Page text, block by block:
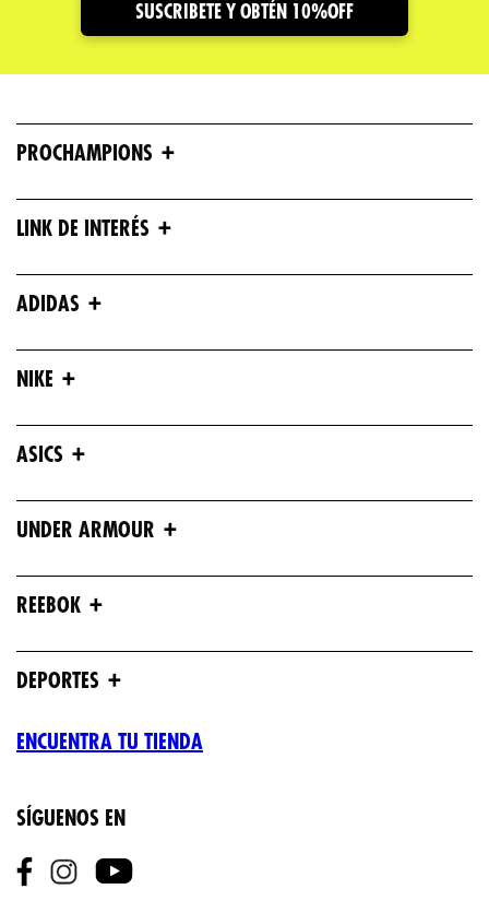
SUSCRIBETE Y OBTÉN 10%OFF
PROCHAMPIONS +
LINK DE INTERÉS +
ADIDAS +
NIKE +
ASICS +
UNDER ARMOUR +
REEBOK +
DEPORTES +
ENCUENTRA TU TIENDA
SÍGUENOS EN